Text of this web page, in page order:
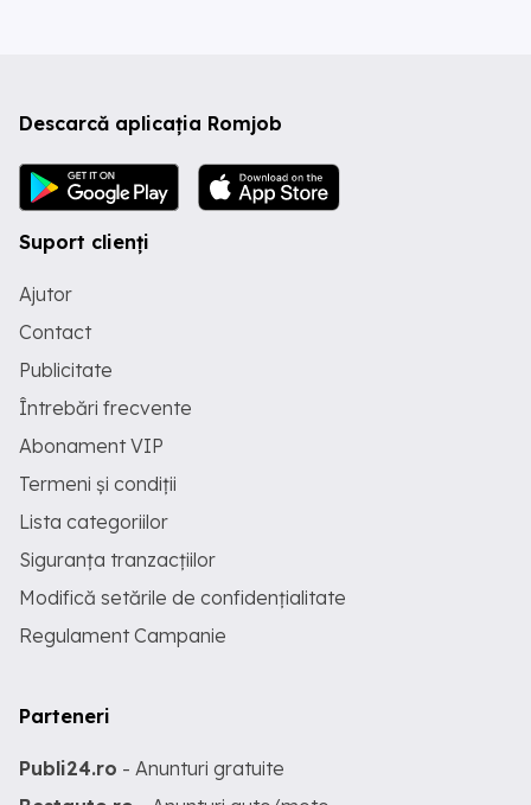
Descarcă aplicația Romjob
Suport clienți
Ajutor
Contact
Publicitate
Întrebări frecvente
Abonament VIP
Termeni și condiții
Lista categoriilor
Siguranța tranzacțiilor
Modifică setările de confidențialitate
Regulament Campanie
Parteneri
Publi24.ro - Anunturi gratuite